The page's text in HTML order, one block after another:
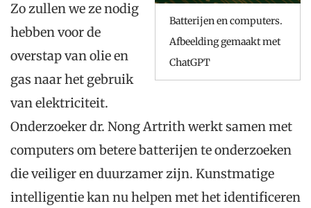
Batterijen en computers.
Afbeelding gemaakt met
ChatGPT
Zo zullen we ze nodig
hebben voor de
overstap van olie en
gas naar het gebruik
van elektriciteit.
Onderzoeker dr. Nong Artrith werkt samen met
computers om betere batterijen te onderzoeken
die veiliger en duurzamer zijn. Kunstmatige
intelligentie kan nu helpen met het identificeren